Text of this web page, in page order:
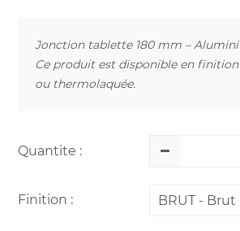
Jonction tablette 180 mm –
Ce produit est disponible en
ou thermolaquée.
Quantite :
Finition : BRUT - Brut